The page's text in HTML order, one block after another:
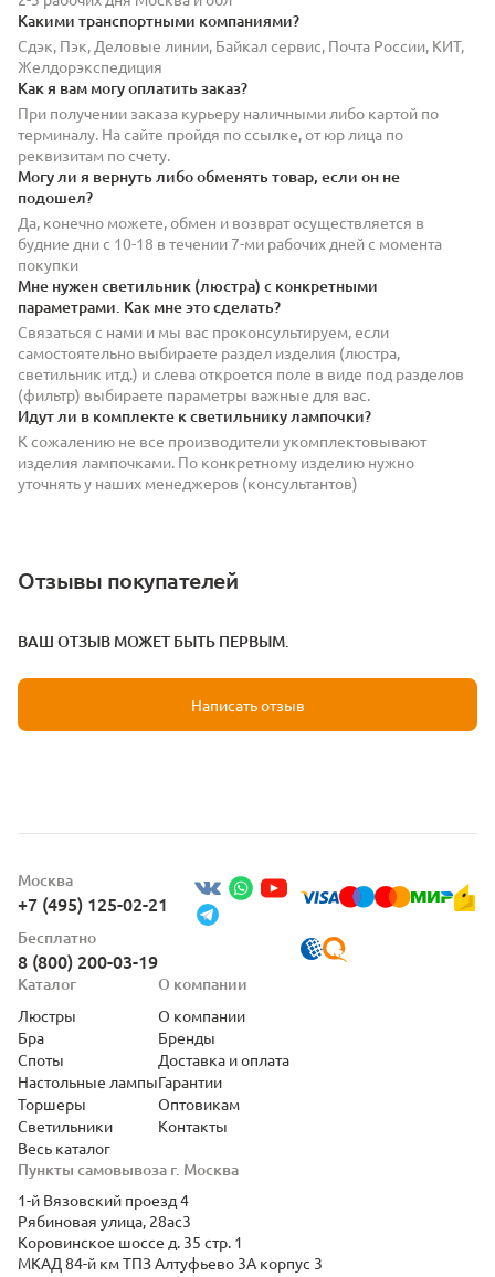
Какими транспортными компаниями?
Сдэк, Пэк, Деловые линии, Байкал сервис, Почта России, КИТ,
Желдорэкспедиция
Как я вам могу оплатить заказ?
При получении заказа курьеру наличными либо картой по
терминалу. На сайте пройдя по ссылке, от юр лица по
реквизитам по счету.
Могу ли я вернуть либо обменять товар, если он не
подошел?
Да, конечно можете, обмен и возврат осуществляется в
будние дни с 10-18 в течении 7-ми рабочих дней с момента
покупки
Мне нужен светильник (люстра) с конкретными
параметрами. Как мне это сделать?
Связаться с нами и мы вас проконсультируем, если
самостоятельно выбираете раздел изделия (люстра,
светильник итд.) и слева откроется поле в виде под разделов
(фильтр) выбираете параметры важные для вас.
Идут ли в комплекте к светильнику лампочки?
К сожалению не все производители укомплектовывают
изделия лампочками. По конкретному изделию нужно
уточнять у наших менеджеров (консультантов)
Отзывы покупателей
ВАШ ОТЗЫВ МОЖЕТ БЫТЬ ПЕРВЫМ.
Написать отзыв
Москва
+7 (495) 125-02-21
Бесплатно
8 (800) 200-03-19
Пункты самовывоза г. Москва
1-й Вязовский проезд 4
Рябиновая улица, 28ас3
Коровинское шоссе д. 35 стр. 1
МКАД 84-й км ТПЗ Алтуфьево 3А корпус 3
Каталог
Люстры
Бра
Споты
Настольные лампы
Торшеры
Светильники
Весь каталог
О компании
О компании
Бренды
Доставка и оплата
Гарантии
Оптовикам
Контакты